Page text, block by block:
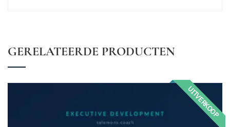
GERELATEERDE PRODUCTEN
UITVERKOOP